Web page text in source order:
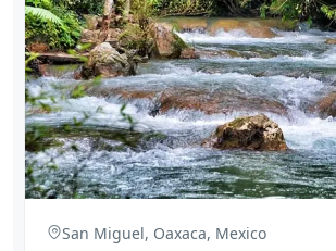
San Miguel, Oaxaca, Mexico